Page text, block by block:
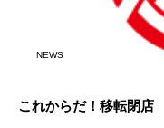
NEWS
これからだ！移転閉店